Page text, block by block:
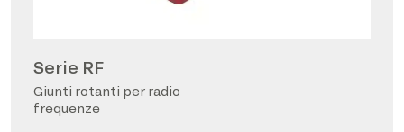
Serie RF
Giunti rotanti per radio
frequenze